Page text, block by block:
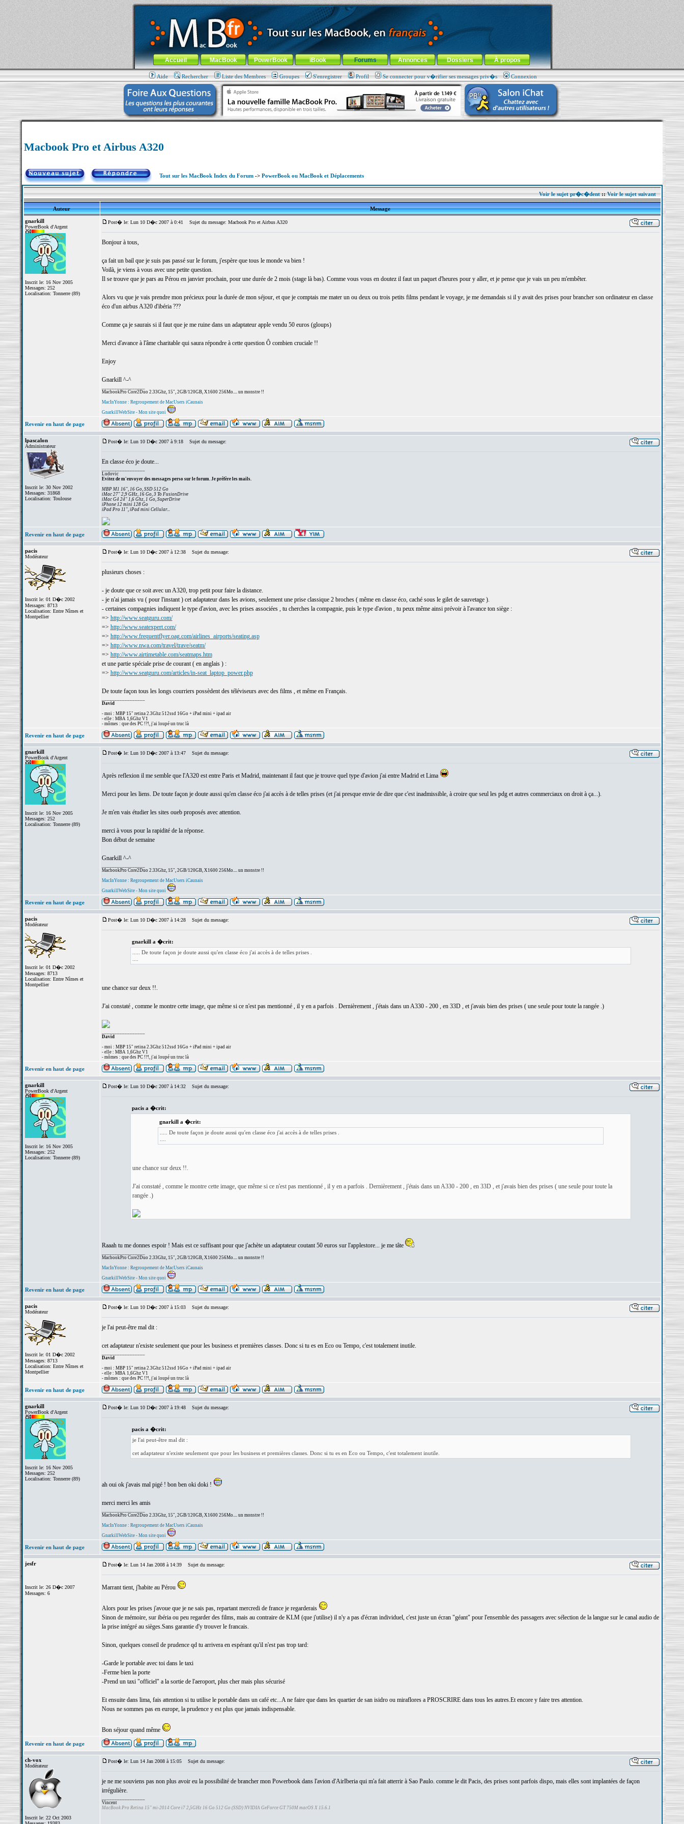
MacBook-fr.com : 100% Apple... 100% nomade !
Aller au contenu-Aller au menu général-Aller au menu de la rubrique
Menu général
Accueil MacBook PowerBook iBook Forums Annonces Dossiers À propos
Aide Rechercher Liste des Membres Groupes S'enregistrer Profil Se connecter pour v�rifier ses messages priv�s Connexion
Macbook Pro et Airbus A320
Tout sur les MacBook Index du Forum-> PowerBook ou MacBook et Déplacements
Voir le sujet pr�c�dent::Voir le sujet suivant
Auteur
Message
gnarkill
PowerBook d'Argent
Inscrit le: 16 Nov 2005
Messages: 252
Localisation: Tonnerre (89)
Post� le: Lun 10 D�c 2007 à 0:41 Sujet du message: Macbook Pro et Airbus A320
Bonjour à tous,
ça fait un bail que je suis pas passé sur le forum, j'espère que tous le monde va bien !
Voilà, je viens à vous avec une petite question.
Il se trouve que je pars au Pérou en janvier prochain, pour une durée de 2 mois (stage là bas). Comme vous vous en doutez il faut un paquet d'heures pour y aller, et je pense que je vais un peu m'embêter.
Alors vu que je vais prendre mon précieux pour la durée de mon séjour, et que je comptais me mater un ou deux ou trois petits films pendant le voyage, je me demandais si il y avait des prises pour brancher son ordinateur en classe
éco d'un airbus A320 d'ibéria ???
Comme ça je saurais si il faut que je me ruine dans un adaptateur apple vendu 50 euros (gloups)
Merci d'avance à l'âme charitable qui saura répondre à cette question Ô combien cruciale !!
Enjoy
Gnarkill ^-^
MacbookPro Core2Duo 2.33Ghz, 15", 2GB/120GB, X1600 256Mo.... un monstre !!
MacInYonne : Regroupement de MacUsers iCaunais
GnarkillWebSite - Mon site quoi
Revenir en haut de page
lpascalon
Administrateur
Inscrit le: 30 Nov 2002
Messages: 31868
Localisation: Toulouse
Post� le: Lun 10 D�c 2007 à 9:18 Sujet du message:
En classe éco je doute...
Ludovic
Evitez de m'envoyer des messages perso sur le forum. Je préfère les mails.
MBP M1 16", 16 Go, SSD 512 Go
iMac 27" 2,9 GHz, 16 Go, 3 To FusionDrive
iMac G4 24" 1,6 Ghz, 1 Go, SuperDrive
iPhone 12 mini 128 Go
iPad Pro 11", iPad mini Cellular...
Revenir en haut de page
pacis
Modérateur
Inscrit le: 01 D�c 2002
Messages: 8713
Localisation: Entre Nîmes et
Montpellier
Post� le: Lun 10 D�c 2007 à 12:38 Sujet du message:
plusieurs choses :
- je doute que ce soit avec un A320, trop petit pour faire la distance.
- je n'ai jamais vu ( pour l'instant ) cet adaptateur dans les avions, seulement une prise classique 2 broches ( même en classe éco, caché sous le gilet de sauvetage ).
- certaines compagnies indiquent le type d'avion, avec les prises associées , tu cherches la compagnie, puis le type d'avion , tu peux même ainsi prévoir à l'avance ton siège :
=> http://www.seatguru.com/
=> http://www.seatexpert.com/
=> http://www.frequentflyer.oag.com/airlines_airports/seating.asp
=> http://www.nwa.com/travel/trave/seatm/
=> http://www.airtimetable.com/seatmaps.htm
et une partie spéciale prise de courant ( en anglais ) :
=> http://www.seatguru.com/articles/in-seat_laptop_power.php
De toute façon tous les longs courriers possèdent des téléviseurs avec des films , et même en Français.
David
- moi : MBP 15" retina 2.3Ghz 512ssd 16Go + iPad mini + ipad air
- elle : MBA 1,6Ghz V1
- mômes : que des PC !?!, j'ai loupé un truc là
Revenir en haut de page
gnarkill
PowerBook d'Argent
Inscrit le: 16 Nov 2005
Messages: 252
Localisation: Tonnerre (89)
Post� le: Lun 10 D�c 2007 à 13:47 Sujet du message:
Après reflexion il me semble que l'A320 est entre Paris et Madrid, maintenant il faut que je trouve quel type d'avion j'ai entre Madrid et Lima
Merci pour les liens. De toute façon je doute aussi qu'en classe éco j'ai accès à de telles prises (et j'ai presque envie de dire que c'est inadmissible, à croire que seul les pdg et autres commerciaux on droit à ça...).
Je m'en vais étudier les sites oueb proposés avec attention.
merci à vous pour la rapidité de la réponse.
Bon début de semaine
Gnarkill ^-^
MacbookPro Core2Duo 2.33Ghz, 15", 2GB/120GB, X1600 256Mo.... un monstre !!
MacInYonne : Regroupement de MacUsers iCaunais
GnarkillWebSite - Mon site quoi
Revenir en haut de page
pacis
Modérateur
Inscrit le: 01 D�c 2002
Messages: 8713
Localisation: Entre Nîmes et
Montpellier
Post� le: Lun 10 D�c 2007 à 14:28 Sujet du message:
gnarkill a �crit:
..... De toute façon je doute aussi qu'en classe éco j'ai accès à de telles prises .
une chance sur deux !!.
J'ai constaté , comme le montre cette image, que même si ce n'est pas mentionné , il y en a parfois . Dernièrement , j'étais dans un A330 - 200 , en 33D , et j'avais bien des prises ( une seule pour toute la rangée .)
David
- moi : MBP 15" retina 2.3Ghz 512ssd 16Go + iPad mini + ipad air
- elle : MBA 1,6Ghz V1
- mômes : que des PC !?!, j'ai loupé un truc là
Revenir en haut de page
gnarkill
PowerBook d'Argent
Inscrit le: 16 Nov 2005
Messages: 252
Localisation: Tonnerre (89)
Post� le: Lun 10 D�c 2007 à 14:32 Sujet du message:
pacis a �crit:
gnarkill a �crit:
..... De toute façon je doute aussi qu'en classe éco j'ai accès à de telles prises .
une chance sur deux !!.
J'ai constaté , comme le montre cette image, que même si ce n'est pas mentionné , il y en a parfois . Dernièrement , j'étais dans un A330 - 200 , en 33D , et j'avais bien des prises ( une seule pour toute la
rangée .)
Raaah tu me donnes espoir ! Mais est ce suffisant pour que j'achète un adaptateur coutant 50 euros sur l'applestore... je me tâte
MacbookPro Core2Duo 2.33Ghz, 15", 2GB/120GB, X1600 256Mo.... un monstre !!
MacInYonne : Regroupement de MacUsers iCaunais
GnarkillWebSite - Mon site quoi
Revenir en haut de page
pacis
Modérateur
Inscrit le: 01 D�c 2002
Messages: 8713
Localisation: Entre Nîmes et
Montpellier
Post� le: Lun 10 D�c 2007 à 15:03 Sujet du message:
je l'ai peut-être mal dit :
cet adaptateur n'existe seulement que pour les business et premières classes. Donc si tu es en Eco ou Tempo, c'est totalement inutile.
David
- moi : MBP 15" retina 2.3Ghz 512ssd 16Go + iPad mini + ipad air
- elle : MBA 1,6Ghz V1
- mômes : que des PC !?!, j'ai loupé un truc là
Revenir en haut de page
gnarkill
PowerBook d'Argent
Inscrit le: 16 Nov 2005
Messages: 252
Localisation: Tonnerre (89)
Post� le: Lun 10 D�c 2007 à 19:48 Sujet du message:
pacis a �crit:
je l'ai peut-être mal dit :
cet adaptateur n'existe seulement que pour les business et premières classes. Donc si tu es en Eco ou Tempo, c'est totalement inutile.
ah oui ok j'avais mal pigé ! bon ben oki doki !
merci merci les amis
MacbookPro Core2Duo 2.33Ghz, 15", 2GB/120GB, X1600 256Mo.... un monstre !!
MacInYonne : Regroupement de MacUsers iCaunais
GnarkillWebSite - Mon site quoi
Revenir en haut de page
jesfr
Inscrit le: 26 D�c 2007
Messages: 6
Post� le: Lun 14 Jan 2008 à 14:39 Sujet du message:
Marrant tient, j'habite au Pérou
Alors pour les prises j'avoue que je ne sais pas, repartant mercredi de france je regarderais
Sinon de mémoire, sur ibéria ou peu regarder des films, mais au contraire de KLM (que j'utilise) il n'y a pas d'écran individuel, c'est juste un écran "géant" pour l'ensemble des passagers avec sélection de la langue sur le canal audio de
la prise intégré au sièges.Sans garantie d'y trouver le francais.
Sinon, quelques conseil de prudence qd tu arrivera en espérant qu'il n'est pas trop tard:
-Garde le portable avec toi dans le taxi
-Ferme bien la porte
-Prend un taxi "officiel" a la sortie de l'aeroport, plus cher mais plus sécurisé
Et ensuite dans lima, fais attention si tu utilise le portable dans un café etc...A ne faire que dans les quartier de san isidro ou miraflores a PROSCRIRE dans tous les autres.Et encore y faire tres attention.
Nous ne sommes pas en europe, la prudence y est plus que jamais indispensable.
Bon séjour quand même
Revenir en haut de page
ch-vox
Modérateur
Inscrit le: 22 Oct 2003
Post� le: Lun 14 Jan 2008 à 15:05 Sujet du message:
je ne me souviens pas non plus avoir eu la possibilité de brancher mon Powerbook dans l'avion d'AirIberia qui m'a fait atterrir à Sao Paulo. comme le dit Pacis, des prises sont parfois dispo, mais elles sont implantées de façon
irrégulière.
Vincent
MacBook Pro Retina 15" mi-2014 Core i7 2,5GHz 16 Go 512 Go (SSD) NVIDIA GeForce GT 750M macOS X 15.6.1